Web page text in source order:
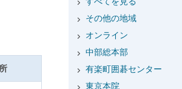
その他の地域
オンライン
中部総本部
有楽町囲碁センター
東京本院